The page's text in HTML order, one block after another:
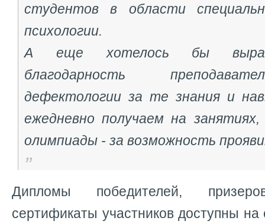
студентов в области
психологии.
А еще хотелось бы
благодарность
дефектологии за те знания и
ежедневно получаем на
олимпиады - за возможность
Дипломы победителей,
сертификаты участников доступны